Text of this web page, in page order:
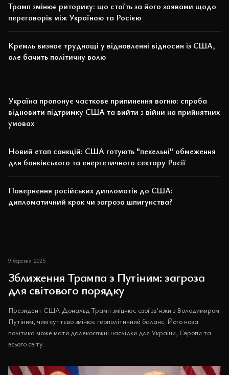
Трамп змінює риторику: що стоїть за його заявами щодо
переговорів між Україною та Росією
Кремль визнає труднощі у відновленні відносин із США,
але бачить політичну волю
Україна пропонує часткове припинення вогню: спроба
відновити підтримку США та вийти з війни на прийнятних
умовах
Новий етап санкцій: США готують "пекельні" обмеження
для банківського та енергетичного сектору Росії
Повернення російських дипломатів до США:
дипломатичний крок чи загроза шпигунства?
9 березня 2025
Зближення Трампа з Путіним: загроза
для світового порядку
Президент США Дональд Трамп зміцнює свої зв’язки з Володимиром
Путіним, чим суттєво змінює геополітичний баланс. Його нова
політика може мати далекосяжні наслідки для України, Європи та
всього світу.